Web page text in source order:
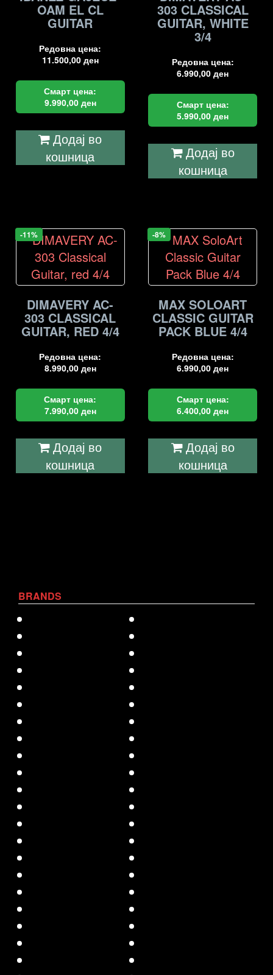
OAM EL CL
GUITAR
Редовна цена:
11.500,00 ден
Смарт цена:
9.990,00 ден
Додај во
кошница
303 CLASSICAL
GUITAR, WHITE
3/4
Редовна цена:
6.990,00ден
Смарт цена:
5.990,00ден
Додај во
кошница
-11%
DIMAVERY AC-
303 CLASSICAL
GUITAR, RED 4/4
Редовна цена:
8.990,00 ден
Смарт цена:
7.990,00 ден
Додај во
кошница
-8%
MAX SOLOART
CLASSIC GUITAR
PACK BLUE 4/4
Редовна цена:
6.990,00ден
Смарт цена:
6.400,00ден
Додај во
кошница
BRANDS